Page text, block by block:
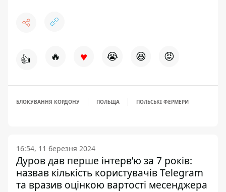
👍 🔥 ♥ 😭 😆 😡
БЛОКУВАННЯ КОРДОНУ ПОЛЬЩА ПОЛЬСЬКІ ФЕРМЕРИ
16:54, 11 березня 2024
Дуров дав перше інтервʼю за 7 років:
назвав кількість користувачів Telegram
та вразив оцінкою вартості месенджера